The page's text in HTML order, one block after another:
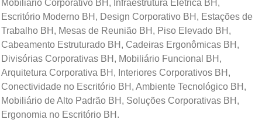
Mobiliário Corporativo BH, Infraestrutura Elétrica BH,
Escritório Moderno BH, Design Corporativo BH, Estações de
Trabalho BH, Mesas de Reunião BH, Piso Elevado BH,
Cabeamento Estruturado BH, Cadeiras Ergonômicas BH,
Divisórias Corporativas BH, Mobiliário Funcional BH,
Arquitetura Corporativa BH, Interiores Corporativos BH,
Conectividade no Escritório BH, Ambiente Tecnológico BH,
Mobiliário de Alto Padrão BH, Soluções Corporativas BH,
Ergonomia no Escritório BH.